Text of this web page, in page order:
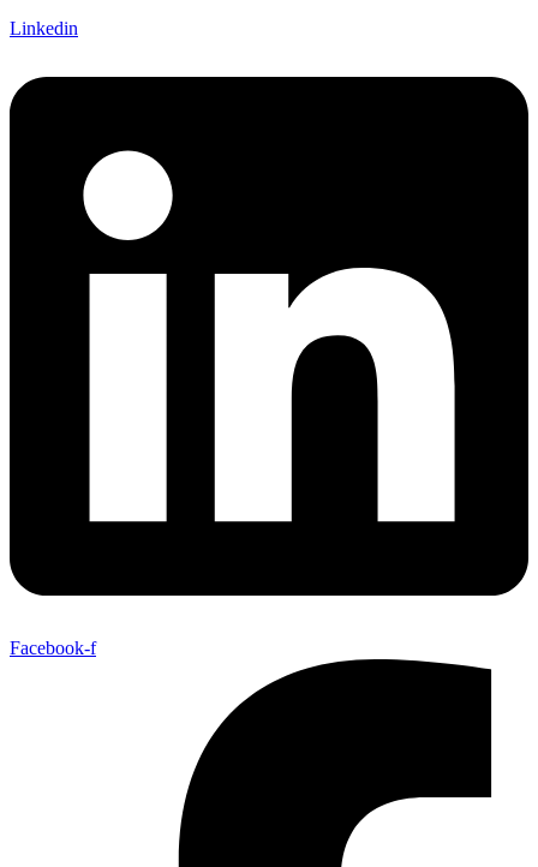
Linkedin
Facebook-f